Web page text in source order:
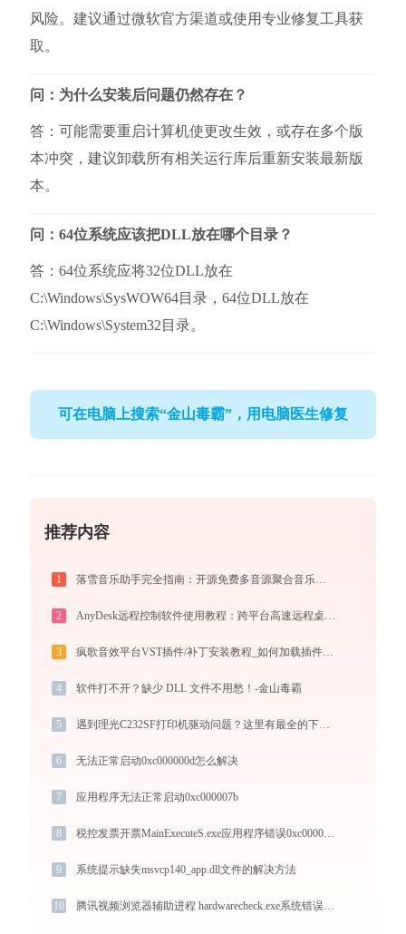
风险。建议通过微软官方渠道或使用专业修复工具获
取。
问：为什么安装后问题仍然存在？
答：可能需要重启计算机使更改生效，或存在多个版
本冲突，建议卸载所有相关运行库后重新安装最新版
本。
问：64位系统应该把DLL放在哪个目录？
答：64位系统应将32位DLL放在
C:\Windows\SysWOW64目录，64位DLL放在
C:\Windows\System32目录。
可在电脑上搜索“金山毒霸”，用电脑医生修复
推荐内容
1 落雪音乐助手完全指南：开源免费多音源聚合音乐播放器的安装、配置与使用技巧（2026最新）
2
3 疯歌音效平台VST插件/补丁安装教程_如何加载插件效果包
4 软件打不开？缺少 DLL 文件不用愁！-金山毒霸
5 遇到理光C232SF打印机驱动问题？这里有最全的下载及安装指导
6 无法正常启动0xc000000d怎么解决
7 应用程序无法正常启动0xc000007b
8 税控发票开票MainExecuteS.exe应用程序错误0xc000000d解决方法
9 系统提示缺失msvcp140_app.dll文件的解决方法
10 腾讯视频浏览器辅助进程 hardwarecheck.exe系统错误msvcr100.dll丢失如何解决